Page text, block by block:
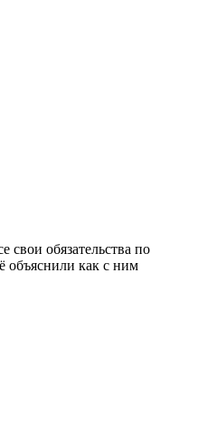
свои обязательства по
объяснили как с ним